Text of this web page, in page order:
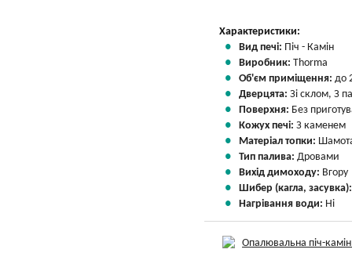
Характеристики:
Вид печі: Піч - Камін
Виробник: Thorma
Об'єм приміщення: до
Дверцята: Зі склом, З
Поверхня: Без
Кожух печі: З каменем
Матеріал топки:
Тип палива: Дровами
Вихід димоходу: Вгору
Шибер (кагла,
Нагрівання води: Ні